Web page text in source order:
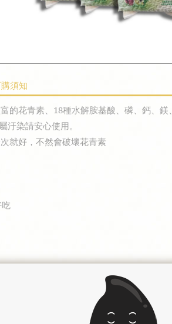
須知
花青素、18種水解胺基酸、磷、鈣、鎂
染請安心使用。
就好，不然會破壞花青素